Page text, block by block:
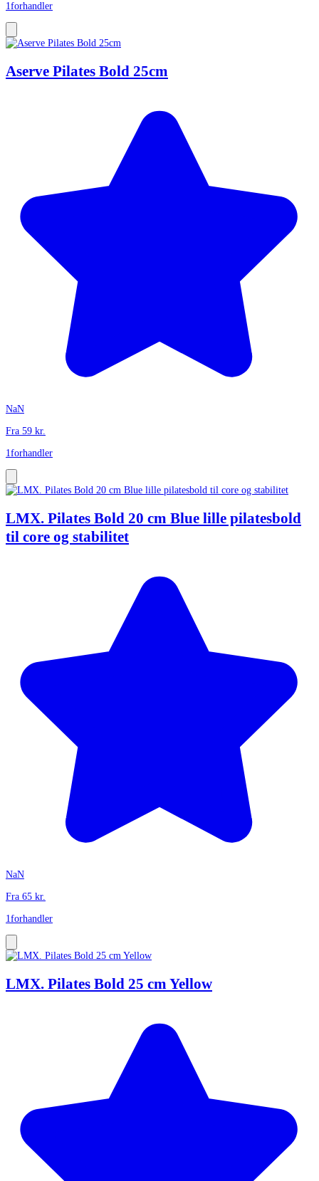
1forhandler
Aserve Pilates Bold 25cm
NaN
Fra 59 kr.
1forhandler
LMX. Pilates Bold 20 cm Blue lille pilatesbold
til core og stabilitet
NaN
Fra 65 kr.
1forhandler
LMX. Pilates Bold 25 cm Yellow